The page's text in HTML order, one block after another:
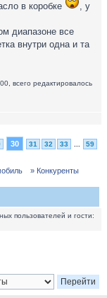
в коробке
, у
диапазоне все
внутри одна и та
всего редактировалось
30 31 32 33 59
» Конкуренты
пользователей и гости: